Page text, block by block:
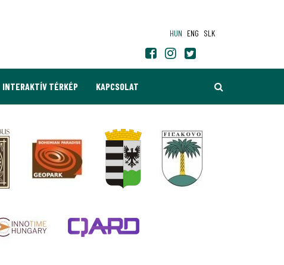
HUN ENG SLK
INTERAKTÍV TÉRKÉP KAPCSOLAT